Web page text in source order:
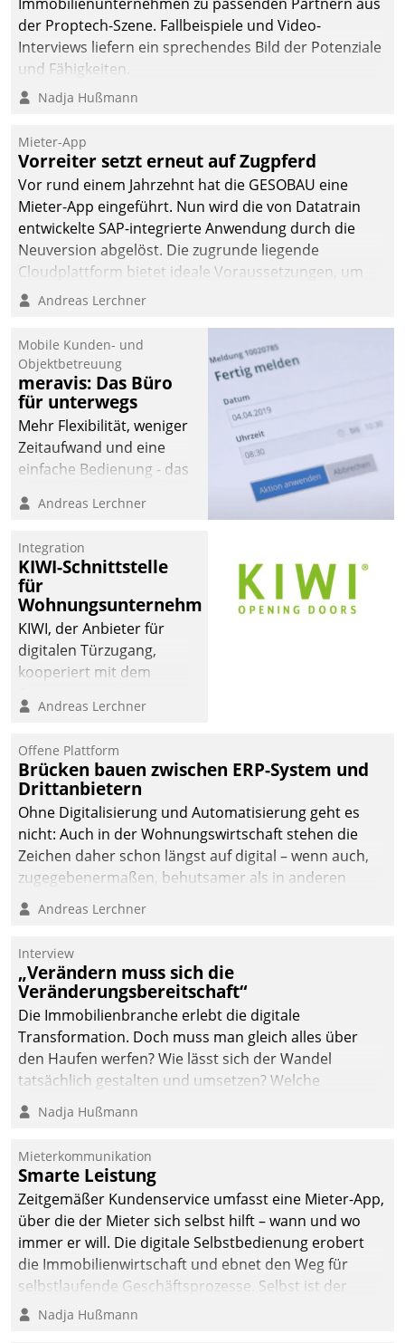
der Proptech-Szene. Fallbeispiele und Video-
Interviews liefern ein sprechendes Bild der Potenziale
und Fähigkeiten.
Nadja Hußmann
Mieter-App
Vorreiter setzt erneut auf Zugpferd
Vor rund einem Jahrzehnt hat die GESOBAU eine
Mieter-App eingeführt. Nun wird die von Datatrain
entwickelte SAP-integrierte Anwendung durch die
Neuversion abgelöst. Die zugrunde liegende
Cloudplattform bietet ideale Voraussetzungen, um
die Funktionalität der App zu erweitern und weitere
integrieren.
Andreas Lerchner
Mobile Kunden- und
Objektbetreuung
meravis: Das Büro
für unterwegs
Mehr Flexibilität, weniger
Zeitaufwand und eine
einfache Bedienung - das
Cockpit für mobile
Datatrain. Die meravis
Wohnungsbau- und
Immobilien GmbH hat
sich dabei für den Betrieb
der Lösung über die SAP
Cloud Platform
Unternehmen am
Andreas Lerchner
Integration
KIWI-Schnittstelle
für
Wohnungsunternehmen
KIWI, der Anbieter für
digitalen Türzugang,
kooperiert mit dem
Softwareentwicklungshaus
Andreas Lerchner
Offene Plattform
Brücken bauen zwischen ERP-System und
Drittanbietern
Ohne Digitalisierung und Automatisierung geht es
nicht: Auch in der Wohnungswirtschaft stehen die
Zeichen daher schon längst auf digital – wenn auch,
zugegebenermaßen, behutsamer als in anderen
Branchen.
Andreas Lerchner
Interview
„Verändern muss sich die
Veränderungsbereitschaft“
Die Immobilienbranche erlebt die digitale
Transformation. Doch muss man gleich alles über
den Haufen werfen? Wie lässt sich der Wandel
tatsächlich gestalten und umsetzen? Welche
Argumente zählen wirklich?
Nadja Hußmann
Mieterkommunikation
Smarte Leistung
Zeitgemäßer Kundenservice umfasst eine Mieter-App,
über die der Mieter sich selbst hilft – wann und wo
immer er will. Die digitale Selbstbedienung erobert
die Immobilienwirtschaft und ebnet den Weg für
selbstlaufende Geschäftsprozesse. Selbst ist der
Kunde und smart der Serviceanbieter.
Nadja Hußmann